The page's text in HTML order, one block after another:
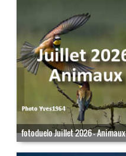
fotoduelo Juillet 2026 - Animaux